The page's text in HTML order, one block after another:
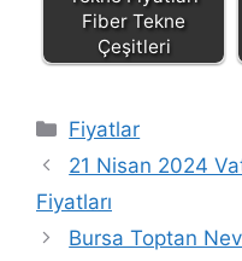
Fiber Tekne
Çeşitleri
Kategoriler
Fiyatlar
21 Nisan 2024
Fiyatları
Bursa Toptan